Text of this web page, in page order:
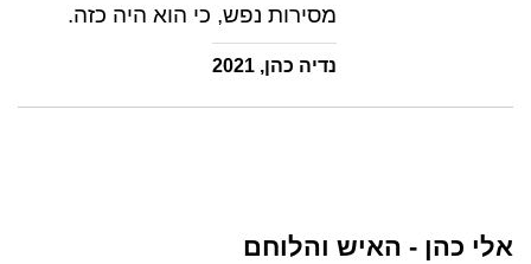
מסירות נפש, כי הוא היה כזה.
נדיה כהן, 2021
אלי כהן - האיש והלוחם